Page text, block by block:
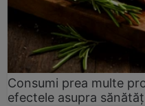
Consumi prea multe
efectele asupra